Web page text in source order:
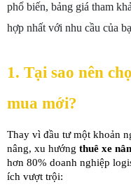
phổ biến, bảng giá tham
hợp nhất với nhu cầu của
1. Tại sao nên
mua mới?
Thay vì đầu tư một khoản
nâng, xu hướng thuê xe
hơn 80% doanh nghiệp
ích vượt trội: